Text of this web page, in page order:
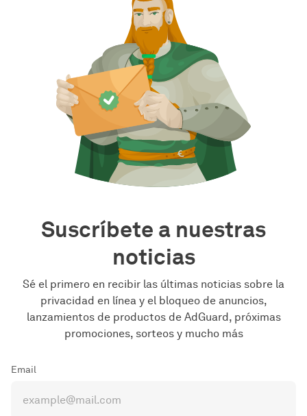
Suscríbete a nuestras
noticias
Sé el primero en recibir las últimas noticias sobre la
privacidad en línea y el bloqueo de anuncios,
lanzamientos de productos de AdGuard, próximas
promociones, sorteos y mucho más
Email